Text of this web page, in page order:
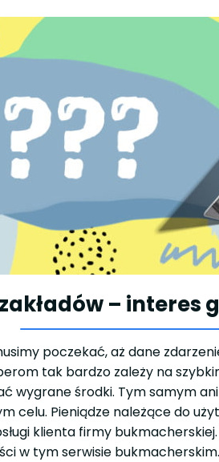
– interes
poczekać, aż dane
tak bardzo zależy na
wygrane środki. Tym samym
celu. Pieniądze należące do
klienta firmy
w tym serwisie bukmacherskim.